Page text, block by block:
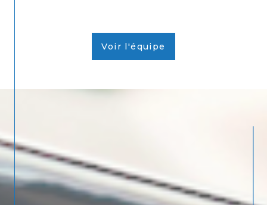
Voir l'équipe